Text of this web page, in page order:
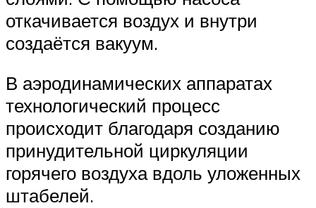
откачивается воздух и внутри
создаётся вакуум.
В аэродинамических аппаратах
технологический процесс
происходит благодаря созданию
принудительной циркуляции
горячего воздуха вдоль уложенных
штабелей.